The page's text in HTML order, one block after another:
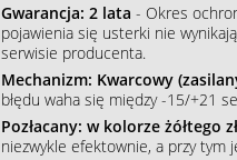
Gwarancja: 2 lata - Okres
pojawienia się usterki nie
serwisie producenta.
Mechanizm: Kwarcowy
błędu waha się między -15/+21
Pozłacany: w kolorze żółtego
niezwykle efektownie, a przy tym